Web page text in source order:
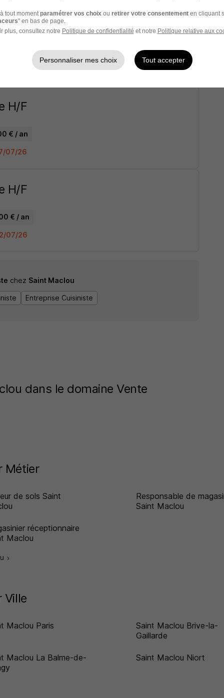
H/F
07/26
H/F
€ / an
07/26
H/F
€ / an
07/26
chez Saint Maclou
Entreprise Cuisiniste
dans le domaine Vente
Métier
de sols Saint
Responsable de
Saint Maclou
réceptionnaire
Maclou
Ville
Maclou Paris
Saint Maclou Brive-la-
Gaillarde
Maclou La Balme-de-
Saint Maclou Niort
tout moment paramétrer vos choix ou retirer votre consentementen cliquant
" en bas de page.
plus, consultez notre Politique de confidentialité et notre Politique relative aux
Personnaliser mes choix Tout accepter